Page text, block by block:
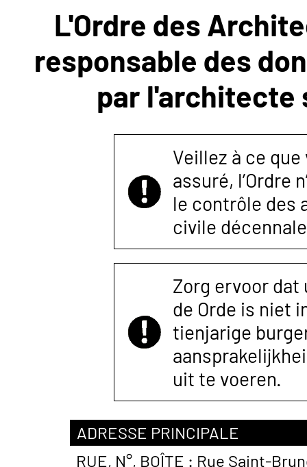
ANNEXE 4 CODT
CONTACTER
L'Ordre des
responsable des
par l'architecte
Veillez à ce
assuré, l’Ordre
le contrôle des
civile
Zorg ervoor
de Orde is niet
tienjarige
uit te voeren.
ADRESSE PRINCIPALE
RUE, N°, BOÎTE : Rue Saint-